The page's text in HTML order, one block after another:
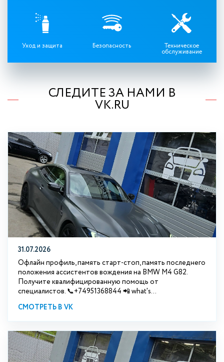
Уход и защита Безопасность Техническое
обслуживание
СЛЕДИТЕ ЗА НАМИ В
VK.RU
31.07.2026
Офлайн профиль, память старт-стоп, память последнего
положения ассистентов вождения на BMW М4 G82.
Получите квалифицированную помощь от
специалистов. 📞+74951368844 📲 what's...
СМОТРЕТЬ В VK